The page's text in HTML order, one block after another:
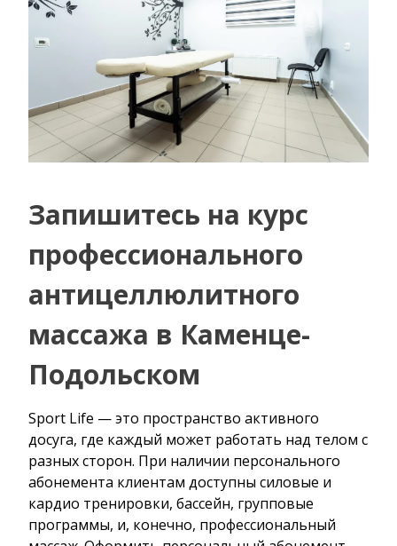
Запишитесь на курс
профессионального
антицеллюлитного
массажа в Каменце-
Подольском
Sport Life — это пространство активного
досуга, где каждый может работать над телом с
разных сторон. При наличии персонального
абонемента клиентам доступны силовые и
кардио тренировки, бассейн, групповые
программы, и, конечно, профессиональный